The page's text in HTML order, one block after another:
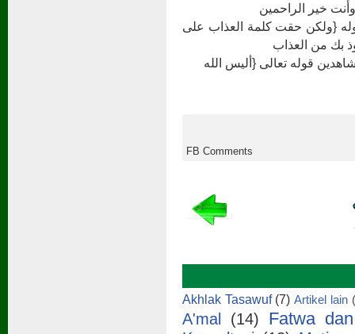
خير الراحمين
{ولكن حقت كلمة العذاب على
بك من العذاب
قوله تعالى {أليس الله
FB Comments
Akhlak Tasawuf (7) Artikel lain
A'mal (14) Fatwa